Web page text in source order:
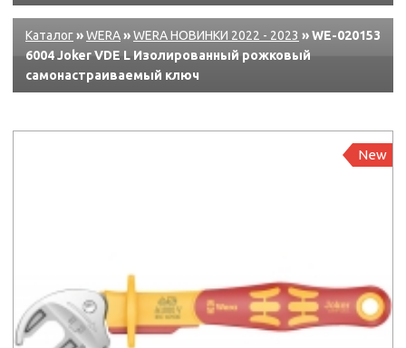
Каталог»WERA»WERA НОВИНКИ 2022 - 2023 » WE-020153
6004 Joker VDE L Изолированный рожковый
самонастраиваемый ключ
New